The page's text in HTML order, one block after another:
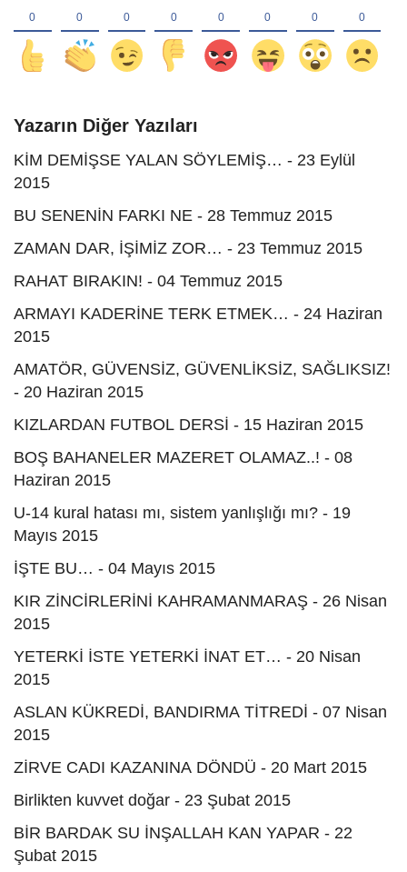
Yazarın Diğer Yazıları
KİM DEMİŞSE YALAN SÖYLEMİŞ… - 23 Eylül
2015
BU SENENİN FARKI NE - 28 Temmuz 2015
ZAMAN DAR, İŞİMİZ ZOR… - 23 Temmuz 2015
RAHAT BIRAKIN! - 04 Temmuz 2015
ARMAYI KADERİNE TERK ETMEK… - 24 Haziran
2015
AMATÖR, GÜVENSİZ, GÜVENLİKSİZ, SAĞLIKSIZ!
- 20 Haziran 2015
KIZLARDAN FUTBOL DERSİ - 15 Haziran 2015
BOŞ BAHANELER MAZERET OLAMAZ..! - 08
Haziran 2015
U-14 kural hatası mı, sistem yanlışlığı mı? - 19
Mayıs 2015
İŞTE BU… - 04 Mayıs 2015
KIR ZİNCİRLERİNİ KAHRAMANMARAŞ - 26 Nisan
2015
YETERKİ İSTE YETERKİ İNAT ET… - 20 Nisan
2015
ASLAN KÜKREDİ, BANDIRMA TİTREDİ - 07 Nisan
2015
ZİRVE CADI KAZANINA DÖNDÜ - 20 Mart 2015
Birlikten kuvvet doğar - 23 Şubat 2015
BİR BARDAK SU İNŞALLAH KAN YAPAR - 22
Şubat 2015